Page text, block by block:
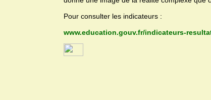
Pour consulter les indicateurs :
www.education.gouv.fr/indicateurs-